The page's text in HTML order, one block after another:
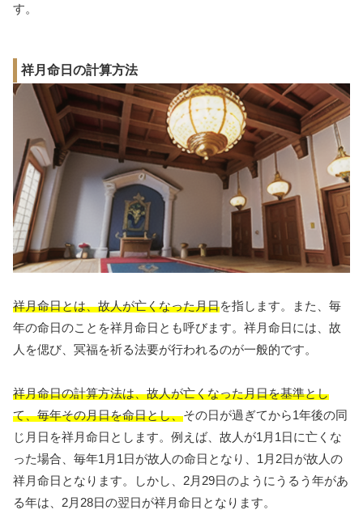
す。
祥月命日の計算方法
祥月命日とは、故人が亡くなった月日を指します。また、毎
年の命日のことを祥月命日とも呼びます。祥月命日には、故
人を偲び、冥福を祈る法要が行われるのが一般的です。
祥月命日の計算方法は、故人が亡くなった月日を基準とし
て、毎年その月日を命日とし、その日が過ぎてから1年後の同
じ月日を祥月命日とします。例えば、故人が1月1日に亡くな
った場合、毎年1月1日が故人の命日となり、1月2日が故人の
祥月命日となります。しかし、2月29日のようにうるう年があ
る年は、2月28日の翌日が祥月命日となります。